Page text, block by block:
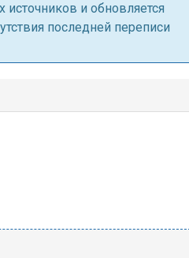
и обновляется
последней переписи